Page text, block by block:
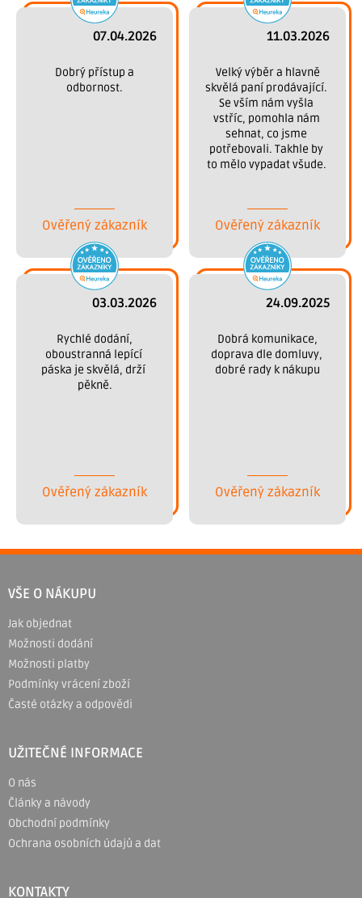
07.04.2026
odbornost.
Ověřený zákazník
11.03.2026
skvělá paní prodávající.
Se vším nám vyšla
vstříc, pomohla nám
sehnat, co jsme
potřebovali. Takhle by
to mělo vypadat všude.
Ověřený zákazník
03.03.2026
oboustranná lepící
páska je skvělá, drží
pěkně.
Ověřený zákazník
24.09.2025
doprava dle domluvy,
dobré rady k nákupu
Ověřený zákazník
á
a
VŠE O NÁKUPU
Jak objednat
Možnosti dodání
Možnosti platby
Podmínky vrácení zboží
Časté otázky a odpovědi
UŽITEČNÉ INFORMACE
O nás
Články a návody
Obchodní podmínky
Ochrana osobních údajů a dat
KONTAKTY